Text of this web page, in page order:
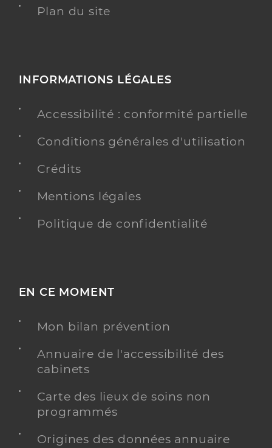
Plan du site
INFORMATIONS LÉGALES
Accessibilité : conformité partielle
Conditions générales d'utilisation
Crédits
Mentions légales
Politique de confidentialité
EN CE MOMENT
Mon bilan prévention
Annuaire de l'accessibilité des
cabinets
Carte des lieux de soins non
programmés
Origines des données annuaire